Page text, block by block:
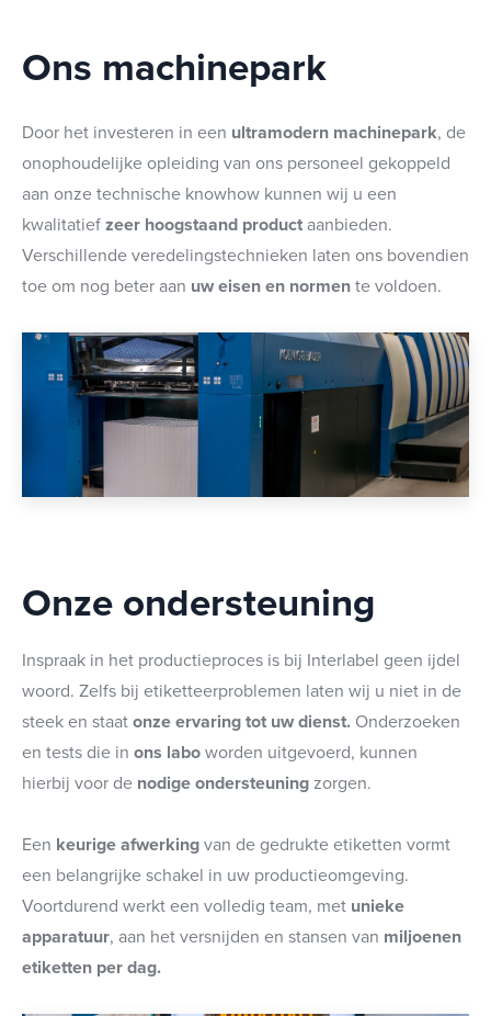
Ons machinepark
Door het investeren in een ultramodern machinepark, de
onophoudelijke opleiding van ons personeel gekoppeld
aan onze technische knowhow kunnen wij u een
kwalitatief zeer hoogstaand product aanbieden.
Verschillende veredelingstechnieken laten ons bovendien
toe om nog beter aan uw eisen en normen te voldoen.
Onze ondersteuning
Inspraak in het productieproces is bij Interlabel geen ijdel
woord. Zelfs bij etiketteerproblemen laten wij u niet in de
steek en staat onze ervaring tot uw dienst. Onderzoeken
en tests die in ons labo worden uitgevoerd, kunnen
hierbij voor de nodige ondersteuning zorgen.
Een keurige afwerking van de gedrukte etiketten vormt
een belangrijke schakel in uw productieomgeving.
Voortdurend werkt een volledig team, met unieke
apparatuur, aan het versnijden en stansen van miljoenen
etiketten per dag.